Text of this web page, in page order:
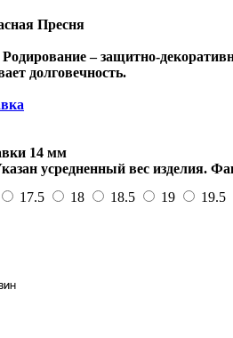
Пресня
Родирование – защитно-
долговечность.
14 мм
усредненный вес изделия.
17.5 18 18.5 19
19.5